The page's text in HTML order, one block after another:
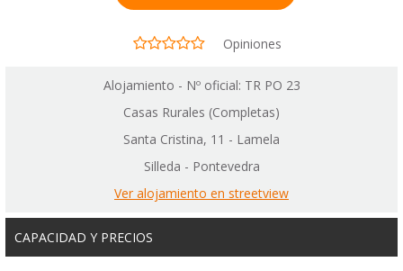
Opiniones
Alojamiento - Nº oficial: TR PO 23
Casas Rurales (Completas)
Santa Cristina, 11 - Lamela
Silleda - Pontevedra
Ver alojamiento en streetview
CAPACIDAD Y PRECIOS